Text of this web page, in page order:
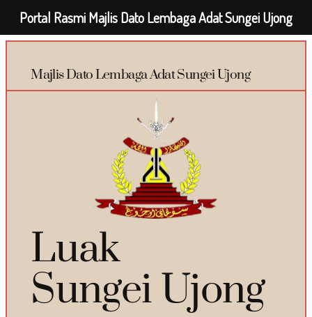
Majlis Dato Lembaga Adat Sungei Ujong
Luak
Sungei Ujong
Portal Rasmi Majlis Dato Lembaga Adat Sungei Ujong